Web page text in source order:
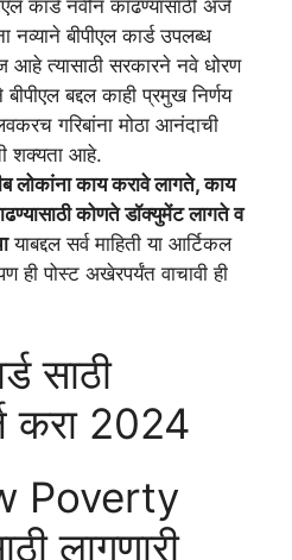
कार्ड नवीन काढण्यासाठी अर्ज
बीपीएल कार्ड उपलब्ध
त्यासाठी सरकारने नवे धोरण
बद्दल काही प्रमुख निर्णय
गरिबांना मोठा आनंदाची
शक्यता आहे.
लोकांना काय करावे लागते, काय
कोणते डॉक्युमेंट लागते व
याबद्दल सर्व माहिती या आर्टिकल
पोस्ट अखेरपर्यंत वाचावी ही
साठी
करा 2024
Poverty
लागणारी